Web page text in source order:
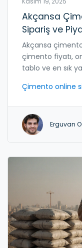
Akçansa
Sipariş ve
Akçansa
çimento fiyatı,
tablo ve en sık
Çimento online
Erguvan